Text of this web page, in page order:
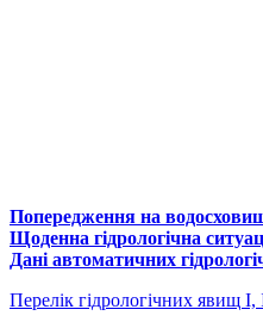
Попередження на
Щоденна гідрологічна
Дані автоматичних
Перелік гідрологічних явищ